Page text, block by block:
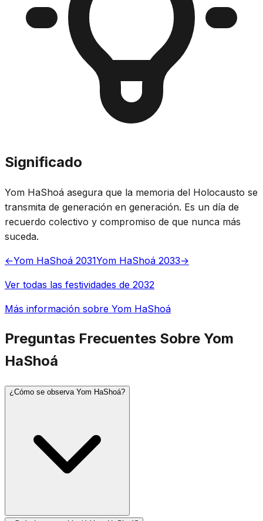
Significado
Yom HaShoá asegura que la memoria del Holocausto se
transmita de generación en generación. Es un día de
recuerdo colectivo y compromiso de que nunca más
suceda.
←Yom HaShoá 2031Yom HaShoá 2033→
Ver todas las festividades de 2032
Más información sobre Yom HaShoá
Preguntas Frecuentes Sobre Yom
HaShoá
¿Cómo se observa Yom HaShoá?